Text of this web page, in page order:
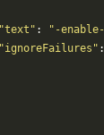
"text" : "-
"ignoreFailures" :